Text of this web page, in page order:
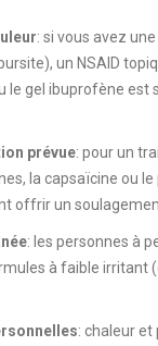
: si vous avez
un NSAID
le gel ibuprofène est
prévue: pour un
la capsaïcine ou le
offrir un
: les personnes à
à faible irritant
: chaleur